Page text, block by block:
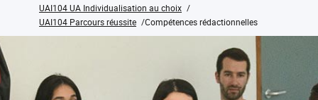
UAI104 UA Individualisation au choix
UAI104 Parcours réussite
Compétences rédactionnelles